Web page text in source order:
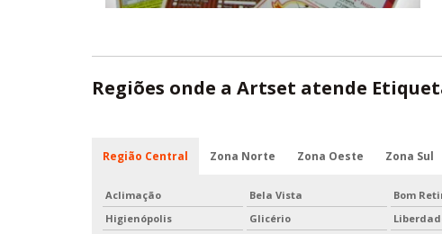
Regiões onde a Artset atende
Região Central Zona Norte Zona Oeste Zona Sul
Aclimação Bela Vista Bom
Higienópolis
Glicério